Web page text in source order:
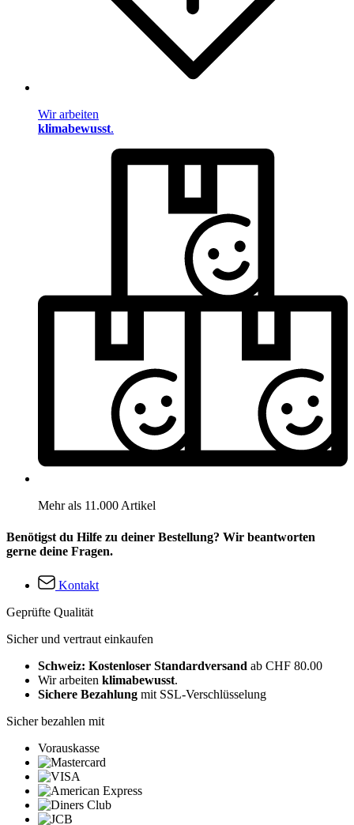
Wir arbeiten
klimabewusst.
Mehr als 11.000 Artikel
Benötigst du Hilfe zu deiner Bestellung? Wir beantworten
gerne deine Fragen.
Kontakt
Geprüfte Qualität
Sicher und vertraut einkaufen
Schweiz: Kostenloser Standardversand ab CHF 80.00
Wir arbeiten klimabewusst.
Sichere Bezahlung mit SSL-Verschlüsselung
Sicher bezahlen mit
Vorauskasse